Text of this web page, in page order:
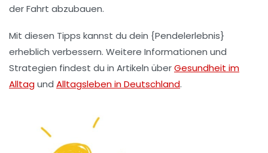
der Fahrt abzubauen.
Mit diesen Tipps kannst du dein {Pendelerlebnis}
erheblich verbessern. Weitere Informationen und
Strategien findest du in Artikeln überGesundheit im
Alltagund Alltagsleben in Deutschland.